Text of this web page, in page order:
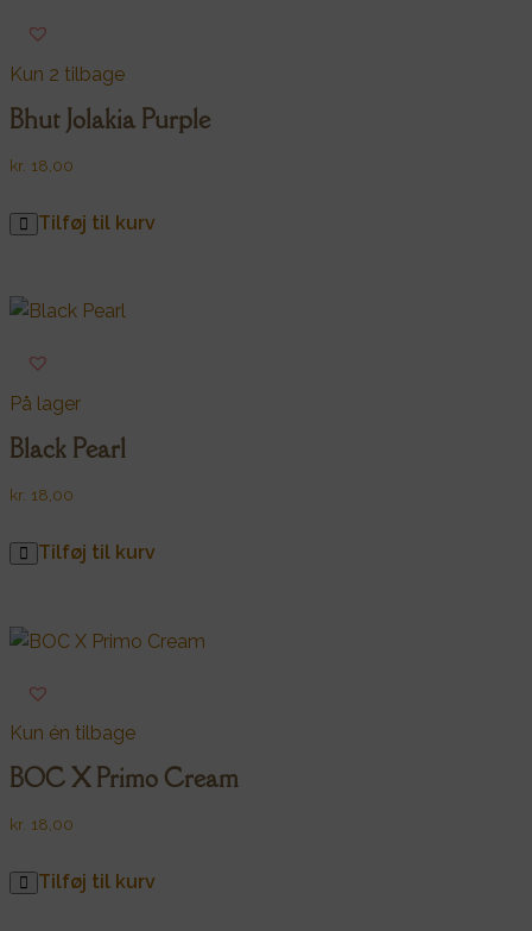
Kun 2 tilbage
Bhut Jolakia Purple
kr. 18,00
Tilføj til kurv
På lager
Black Pearl
kr. 18,00
Tilføj til kurv
Kun én tilbage
BOC X Primo Cream
kr. 18,00
Tilføj til kurv